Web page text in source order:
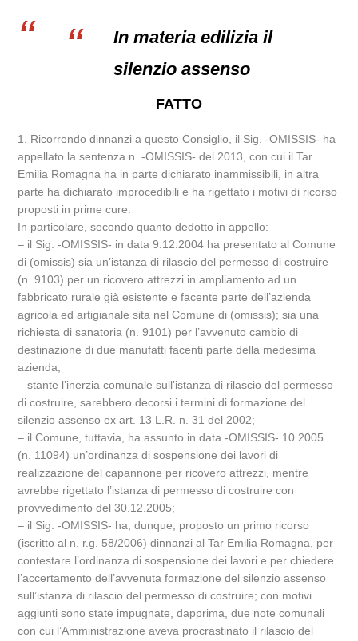
In materia edilizia il
silenzio assenso
FATTO
1. Ricorrendo dinnanzi a questo Consiglio, il Sig. -OMISSIS- ha
appellato la sentenza n. -OMISSIS- del 2013, con cui il Tar
Emilia Romagna ha in parte dichiarato inammissibili, in altra
parte ha dichiarato improcedibili e ha rigettato i motivi di ricorso
proposti in prime cure.
In particolare, secondo quanto dedotto in appello:
– il Sig. -OMISSIS- in data 9.12.2004 ha presentato al Comune
di (omissis) sia un’istanza di rilascio del permesso di costruire
(n. 9103) per un ricovero attrezzi in ampliamento ad un
fabbricato rurale già esistente e facente parte dell’azienda
agricola ed artigianale sita nel Comune di (omissis); sia una
richiesta di sanatoria (n. 9101) per l’avvenuto cambio di
destinazione di due manufatti facenti parte della medesima
azienda;
– stante l’inerzia comunale sull’istanza di rilascio del permesso
di costruire, sarebbero decorsi i termini di formazione del
silenzio assenso ex art. 13 L.R. n. 31 del 2002;
– il Comune, tuttavia, ha assunto in data -OMISSIS-.10.2005
(n. 11094) un’ordinanza di sospensione dei lavori di
realizzazione del capannone per ricovero attrezzi, mentre
avrebbe rigettato l’istanza di permesso di costruire con
provvedimento del 30.12.2005;
– il Sig. -OMISSIS- ha, dunque, proposto un primo ricorso
(iscritto al n. r.g. 58/2006) dinnanzi al Tar Emilia Romagna, per
contestare l’ordinanza di sospensione dei lavori e per chiedere
l’accertamento dell’avvenuta formazione del silenzio assenso
sull’istanza di rilascio del permesso di costruire; con motivi
aggiunti sono state impugnate, dapprima, due note comunali
con cui l’Amministrazione aveva procrastinato il rilascio del